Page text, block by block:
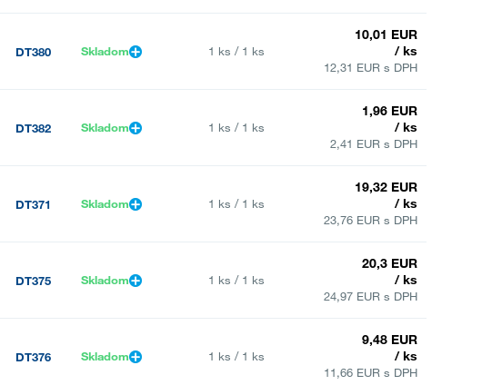
DT380 Skladom 1 ks / 1 ks
10,01 EUR
/ ks
12,31 EUR s DPH
DT382 Skladom 1 ks / 1 ks
1,96 EUR
/ ks
2,41 EUR s DPH
DT371 Skladom 1 ks / 1 ks
19,32 EUR
/ ks
23,76 EUR s DPH
DT375 Skladom 1 ks / 1 ks
20,3 EUR
/ ks
24,97 EUR s DPH
DT376 Skladom 1 ks / 1 ks
9,48 EUR
/ ks
11,66 EUR s DPH